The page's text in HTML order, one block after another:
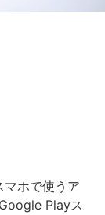
ホで使うア
Playス